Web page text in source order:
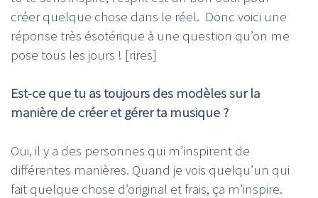
créer quelque chose dans le réel. Donc voici une
réponse très ésotérique à une question qu’on me
pose tous les jours ! [rires]
Est-ce que tu as toujours des modèles sur la
manière de créer et gérer ta musique ?
Oui, il y a des personnes qui m’inspirent de
différentes manières. Quand je vois quelqu’un qui
fait quelque chose d’original et frais, ça m’inspire.